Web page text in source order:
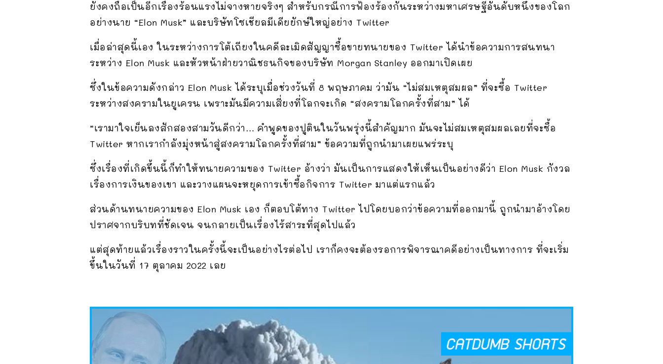
ยังคงถือเป็นอีกเรื่องร้อนแรงไม่จางหายจริงๆ สำหรับกรณีการฟ้องร้องกันระหว่างมหาเศรษฐีอันดับหนึ่งของโลก
อย่างนาย “Elon Musk” และบริษัทโซเชียลมีเดียยักษ์ใหญ่อย่าง Twitter
เมื่อล่าสุดนี้เอง ในระหว่างการโต้เถียงในคดีละเมิดสัญญาซื้อขายทนายของ Twitter ได้นำข้อความการสนทนา
ระหว่าง Elon Musk และหัวหน้าฝ่ายวาณิชธนกิจของบริษัท Morgan Stanley ออกมาเปิดเผย
ซึ่งในข้อความดังกล่าว Elon Musk ได้ระบุเมื่อช่วงวันที่ 8 พฤษภาคม ว่ามัน “ไม่สมเหตุสมผล” ที่จะซื้อ Twitter
ระหว่างสงครามในยูเครน เพราะมันมีความเสี่ยงที่โลกจะเกิด “สงครามโลกครั้งที่สาม” ได้
“เรามาใจเย็นลงสักสองสามวันดีกว่า… คำพูดของปูตินในวันพรุ่งนี้สำคัญมาก มันจะไม่สมเหตุสมผลเลยที่จะซื้อ
Twitter หากเรากำลังมุ่งหน้าสู่สงครามโลกครั้งที่สาม” ข้อความที่ถูกนำมาเผยแพร่ระบุ
ซึ่งเรื่องที่เกิดขึ้นนี้ก็ทำให้ทนายความของ Twitter อ้างว่า มันเป็นการแสดงให้เห็นเป็นอย่างดีว่า Elon Musk กังวล
เรื่องการเงินของเขา และวางแผนจะหยุดการเข้าซื้อกิจการ Twitter มาแต่แรกแล้ว
ส่วนด้านทนายความของ Elon Musk เอง ก็ตอบโต้ทาง Twitter ไปโดยบอกว่าข้อความที่ออกมานี้ ถูกนำมาอ้างโดย
ปราศจากบริบทที่ชัดเจน จนกลายเป็นเรื่องไร้สาระที่สุดไปแล้ว
แต่สุดท้ายแล้วเรื่องราวในครั้งนี้จะเป็นอย่างไรต่อไป เราก็คงจะต้องรอการพิจารณาคดีอย่างเป็นทางการ ที่จะเริ่ม
ขึ้นในวันที่ 17 ตุลาคม 2022 เลย